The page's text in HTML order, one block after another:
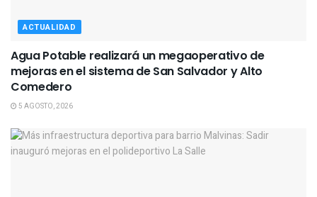
ACTUALIDAD
Agua Potable realizará un megaoperativo de
mejoras en el sistema de San Salvador y Alto
Comedero
5 AGOSTO, 2026